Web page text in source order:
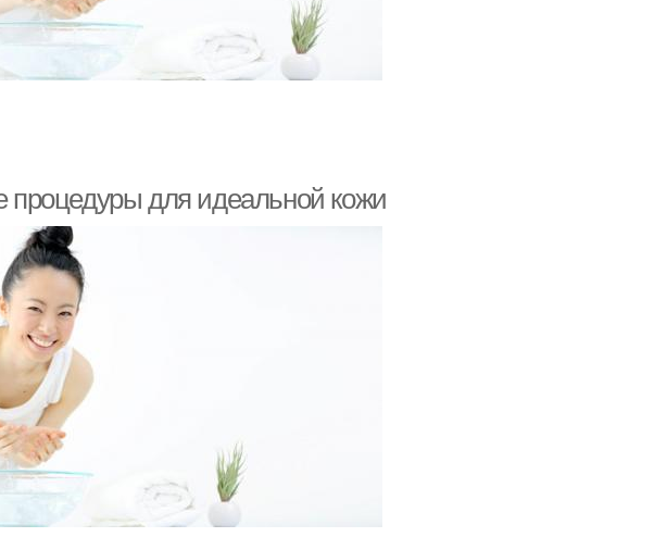
процедуры для идеальной кожи